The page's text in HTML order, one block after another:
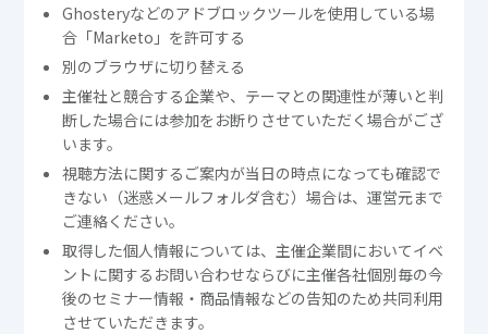
Ghosteryなどのアドブロックツールを使用している場
合「Marketo」を許可する
別のブラウザに切り替える
主催社と競合する企業や、テーマとの関連性が薄いと判
断した場合には参加をお断りさせていただく場合がござ
います。
視聴方法に関するご案内が当日の時点になっても確認で
きない（迷惑メールフォルダ含む）場合は、運営元まで
ご連絡ください。
取得した個人情報については、主催企業間においてイベ
ントに関するお問い合わせならびに主催各社個別毎の今
後のセミナー情報・商品情報などの告知のため共同利用
させていただきます。